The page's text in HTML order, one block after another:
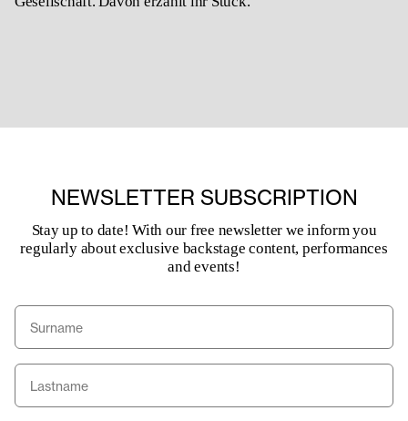
NEWSLETTER SUBSCRIPTION
Stay up to date! With our free newsletter we inform you
regularly about exclusive backstage content, performances
and events!